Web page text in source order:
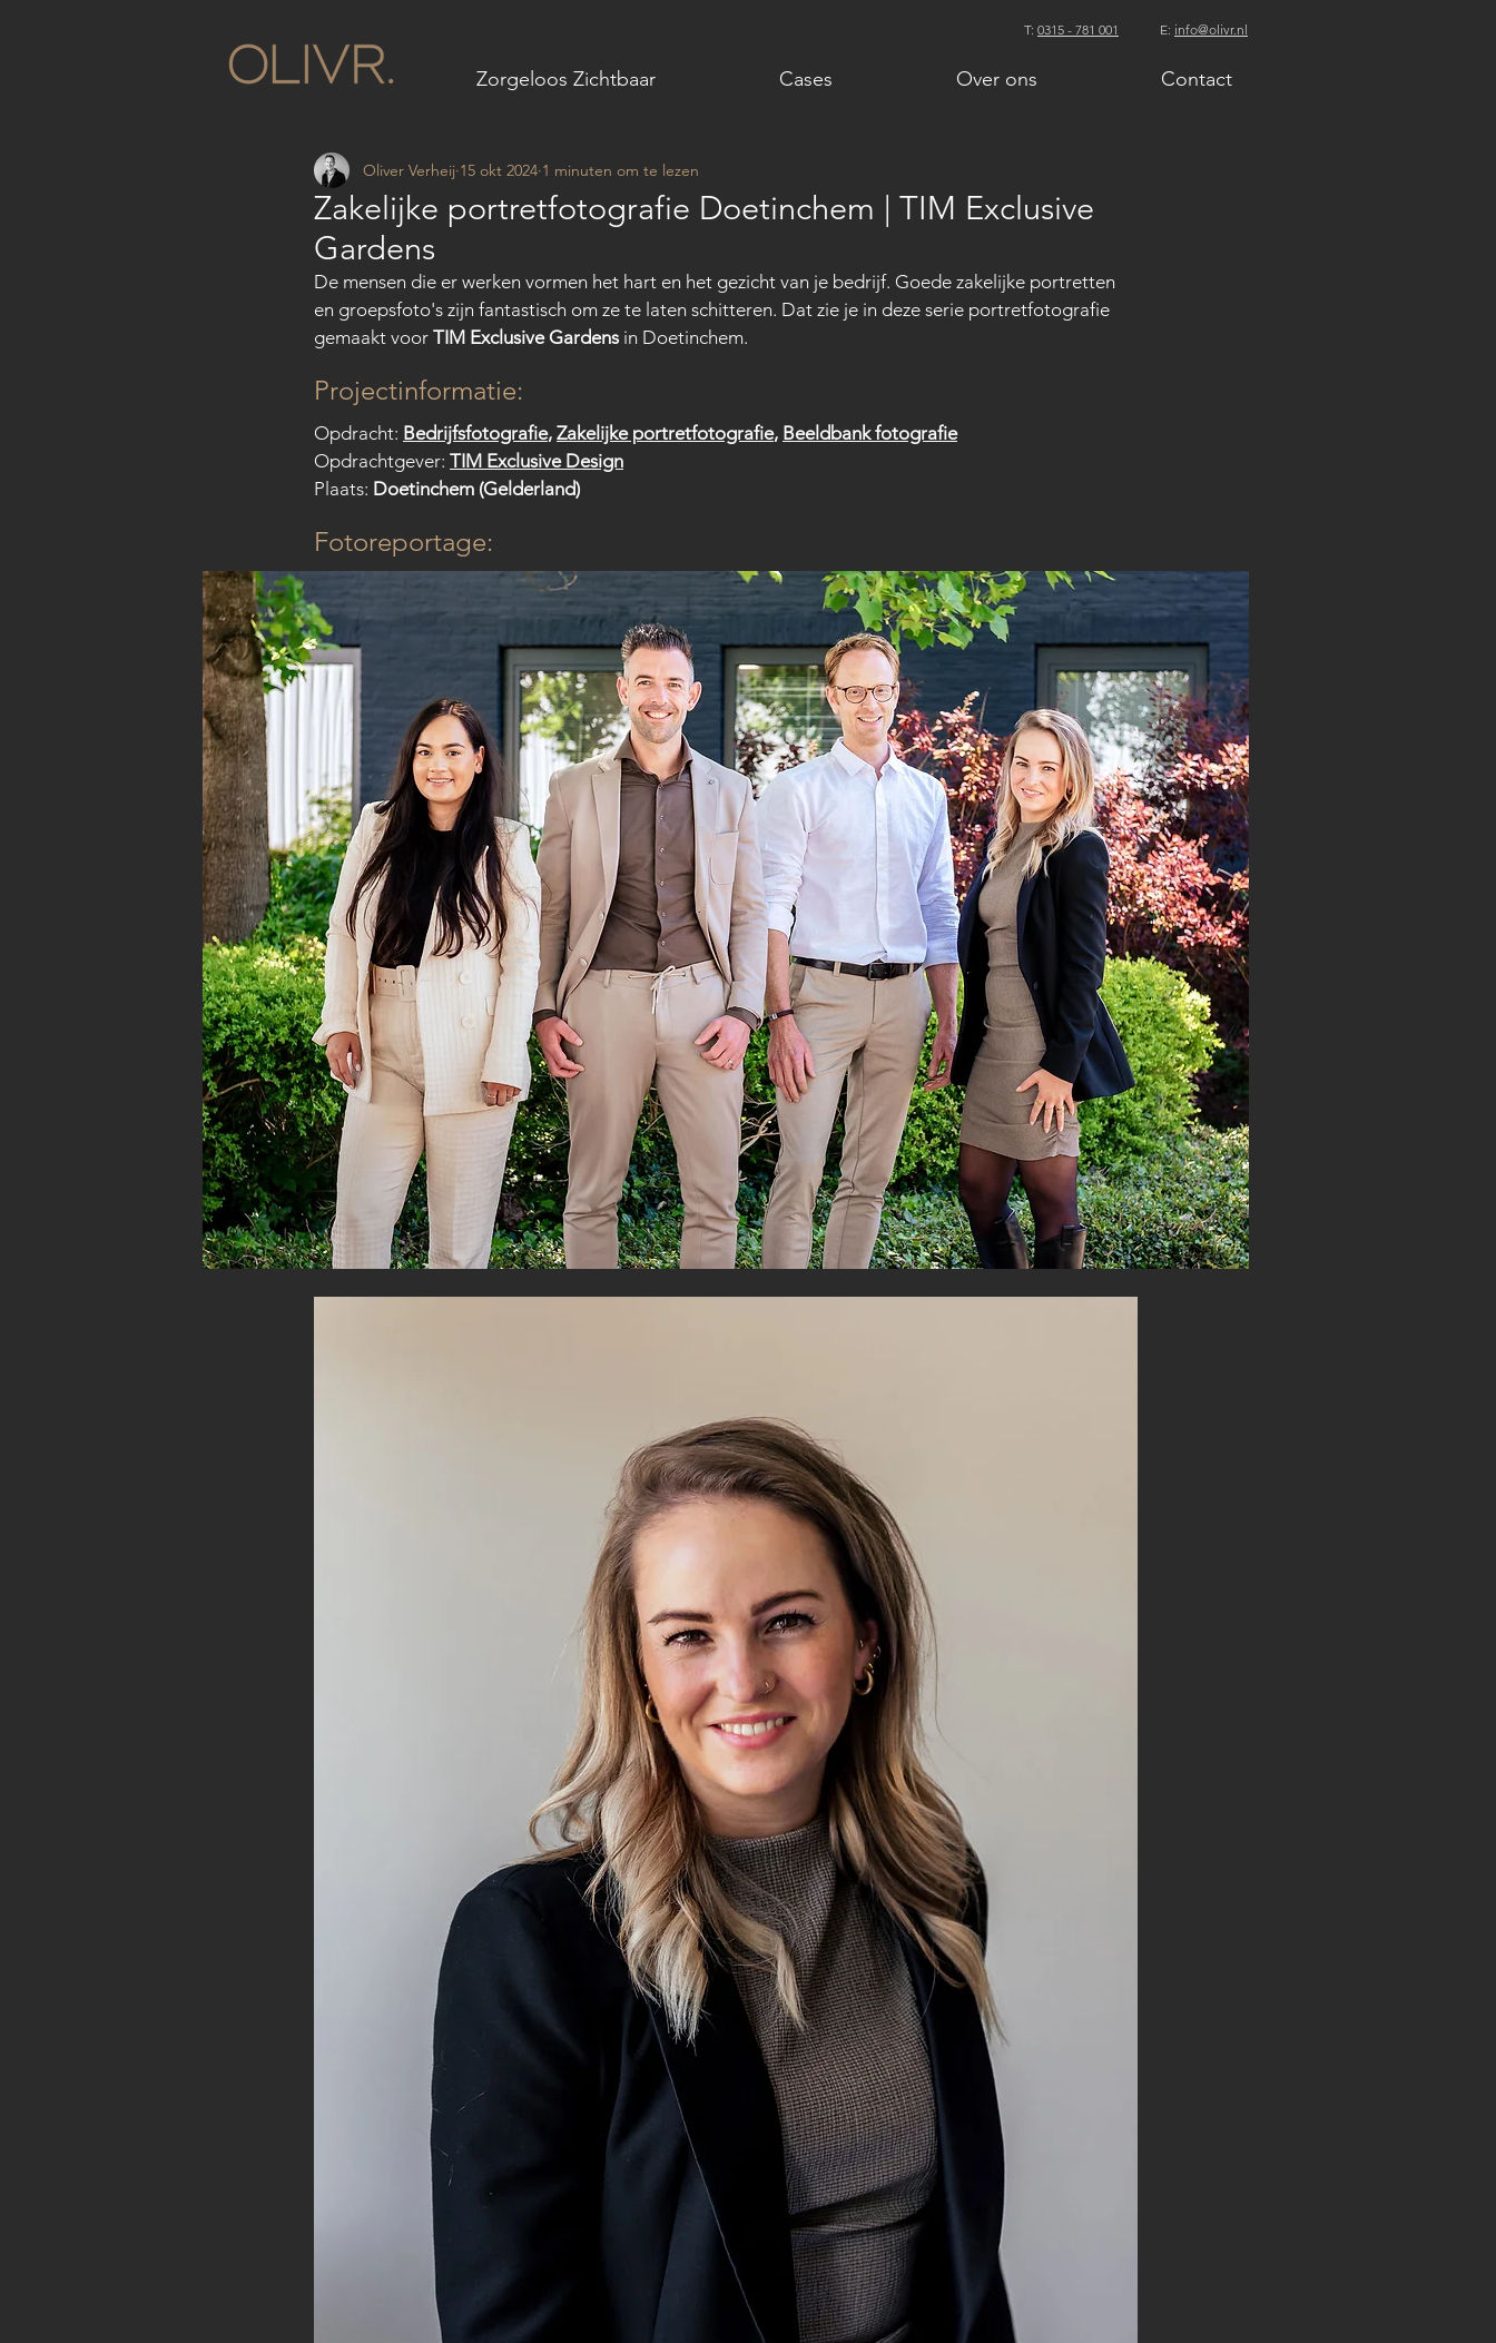
T: 0315 - 781 001 E: info@olivr.nl
Zorgeloos Zichtbaar Cases Over ons Contact
Zakelijke portretfotografie Doetinchem | TIM Exclusive
Gardens
Oliver Verheij 15 okt 2024 1 minuten om te lezen
De mensen die er werken vormen het hart en het gezicht van je bedrijf. Goede zakelijke portretten
en groepsfoto's zijn fantastisch om ze te laten schitteren. Dat zie je in deze serie portretfotografie
gemaakt voor TIM Exclusive Gardens in Doetinchem.
Projectinformatie:
Opdracht: Bedrijfsfotografie, Zakelijke portretfotografie, Beeldbank fotografie
Opdrachtgever: TIM Exclusive Design
Plaats: Doetinchem (Gelderland)
Fotoreportage: